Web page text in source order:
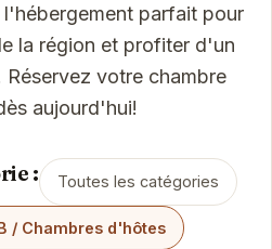
parfait pour
la région et profiter d'un
Réservez votre chambre
aujourd'hui!
: Toutes les catégories
/ Chambres d'hôtes